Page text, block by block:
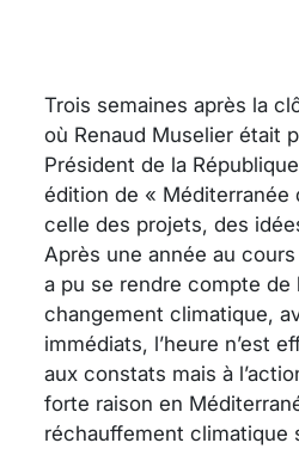
Trois semaines après la
où Renaud Muselier était
Président de la
édition de « Méditerranée
celle des projets, des
Après une année au
a pu se rendre compte de
changement climatique,
immédiats, l’heure n’est
aux constats mais à
forte raison en
réchauffement climatique